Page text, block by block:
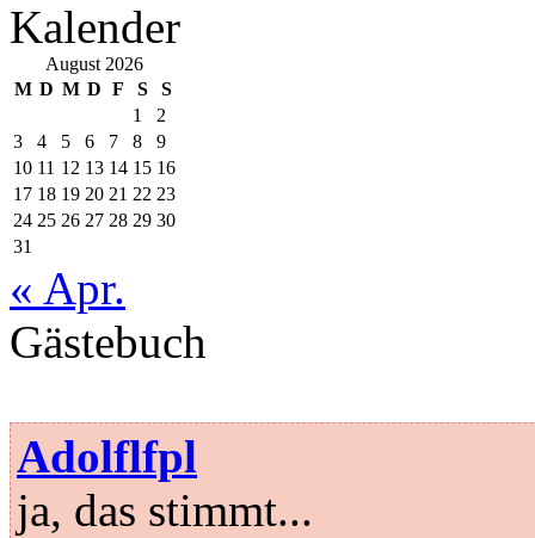
Kalender
August 2026
M D M D F S
S
1
2
3
4 5 6 7 8
9
10 11 12 13 14 15 16
17 18 19 20 21 22 23
24 25 26 27 28 29 30
31
« Apr.
Gästebuch
Adolflfpl
ja, das stimmt...